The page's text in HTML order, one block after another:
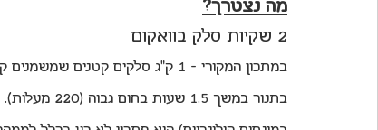
מה נצטרך?
2 שקיות סלק בוואקום
במתכון המקורי - 1 ק"ג סלקים
בתנור במשך